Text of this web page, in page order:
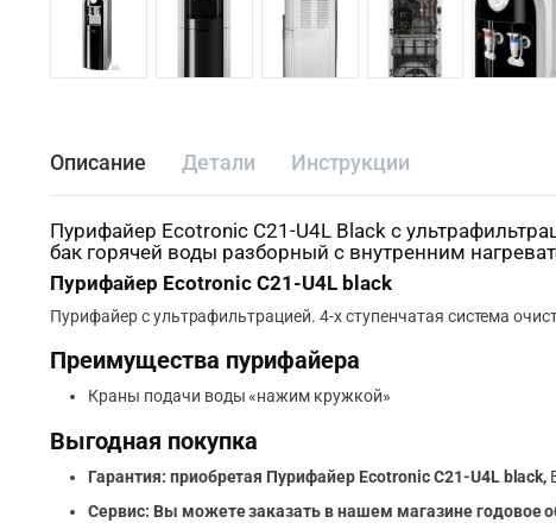
Описание Детали Инструкции
Пурифайер Ecotronic C21-U4L Black с
бак горячей воды разборный с внутренним
Пурифайер Ecotronic C21-U4L black
Пурифайер с ультрафильтрацией. 4-х ступенчатая система
Преимущества пурифайера
Краны подачи воды «нажим кружкой»
Выгодная покупка
Гарантия: приобретая Пурифайер Ecotronic C21-U4L black,
Сервис: Вы можете заказать в нашем магазине годовое